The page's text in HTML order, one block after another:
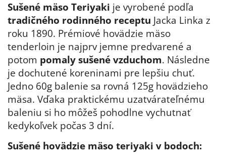
Sušené mäso Teriyaki je vyrobené podľa
tradičného rodinného receptu Jacka Linka z
roku 1890. Prémiové hovädzie mäso
tenderloin je najprv jemne predvarené a
potom pomaly sušené vzduchom. Následne
je dochutené koreninami pre lepšiu chuť.
Jedno 60g balenie sa rovná 125g hovädzieho
mäsa. Vďaka praktickému uzatvárateľnému
baleniu si ho môžeš pohodlne vychutnať
kedykoľvek počas 3 dní.
Sušené hovädzie mäso teriyaki v bodoch: